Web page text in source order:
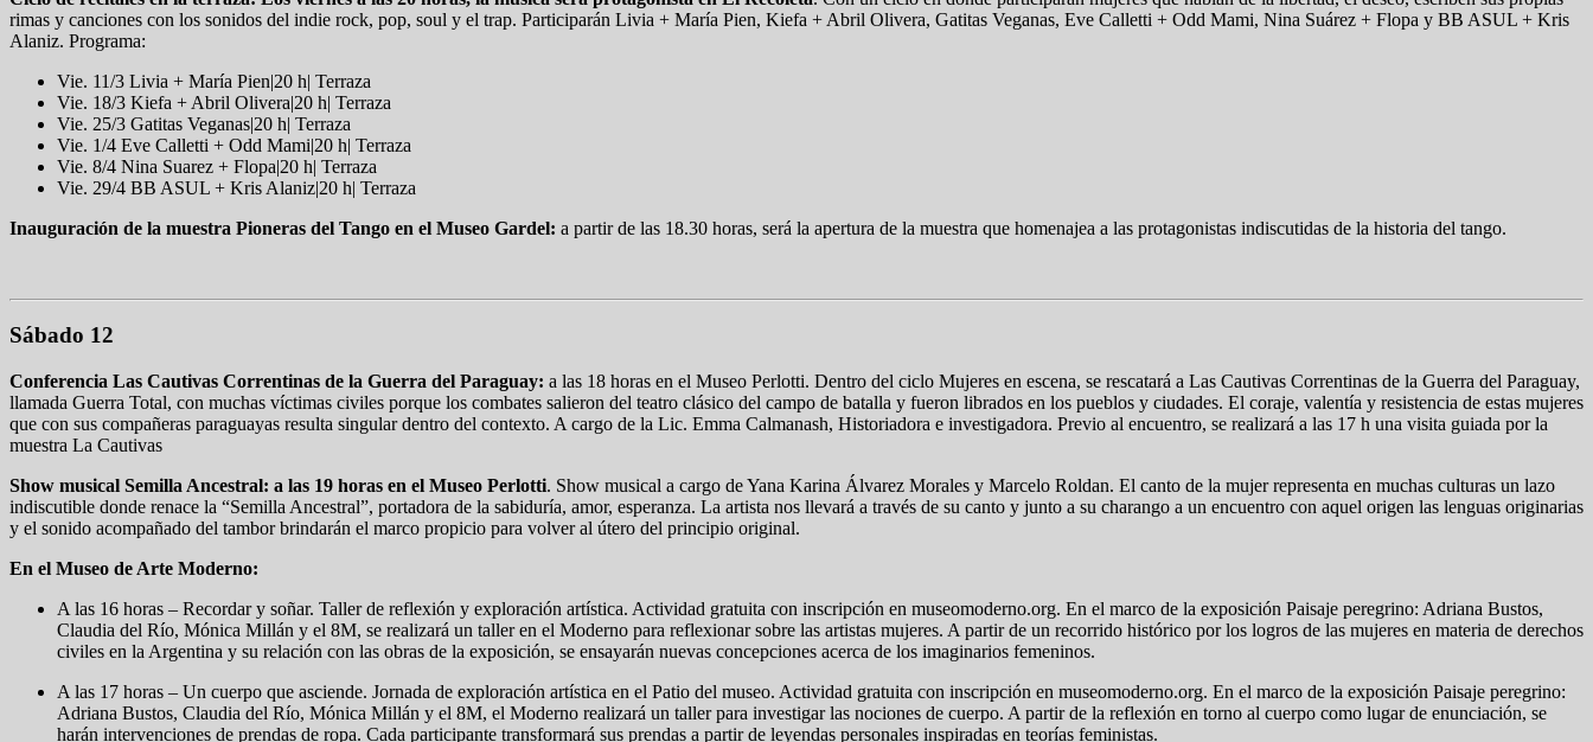
rimas y canciones con los sonidos del indie rock, pop, soul y el trap. Participarán Livia + María Pien, Kiefa + Abril Olivera, Gatitas Veganas, Eve Calletti + Odd Mami, Nina Suárez + Flopa y BB ASUL + Kris
Alaniz. Programa:
Vie. 11/3 Livia + María Pien|20 h| Terraza
Vie. 18/3 Kiefa + Abril Olivera|20 h| Terraza
Vie. 25/3 Gatitas Veganas|20 h| Terraza
Vie. 1/4 Eve Calletti + Odd Mami|20 h| Terraza
Vie. 8/4 Nina Suarez + Flopa|20 h| Terraza
Vie. 29/4 BB ASUL + Kris Alaniz|20 h| Terraza
Inauguración de la muestra Pioneras del Tango en el Museo Gardel: a partir de las 18.30 horas, será la apertura de la muestra que homenajea a las protagonistas indiscutidas de la historia del tango.
Sábado 12
Conferencia Las Cautivas Correntinas de la Guerra del Paraguay: a las 18 horas en el Museo Perlotti. Dentro del ciclo Mujeres en escena, se rescatará a Las Cautivas Correntinas de la Guerra del Paraguay,
llamada Guerra Total, con muchas víctimas civiles porque los combates salieron del teatro clásico del campo de batalla y fueron librados en los pueblos y ciudades. El coraje, valentía y resistencia de estas mujeres
que con sus compañeras paraguayas resulta singular dentro del contexto. A cargo de la Lic. Emma Calmanash, Historiadora e investigadora. Previo al encuentro, se realizará a las 17 h una visita guiada por la
muestra La Cautivas
Show musical Semilla Ancestral: a las 19 horas en el Museo Perlotti. Show musical a cargo de Yana Karina Álvarez Morales y Marcelo Roldan. El canto de la mujer representa en muchas culturas un lazo
indiscutible donde renace la “Semilla Ancestral”, portadora de la sabiduría, amor, esperanza. La artista nos llevará a través de su canto y junto a su charango a un encuentro con aquel origen las lenguas originarias
y el sonido acompañado del tambor brindarán el marco propicio para volver al útero del principio original.
En el Museo de Arte Moderno:
A las 16 horas – Recordar y soñar. Taller de reflexión y exploración artística. Actividad gratuita con inscripción en museomoderno.org. En el marco de la exposición Paisaje peregrino: Adriana Bustos,
Claudia del Río, Mónica Millán y el 8M, se realizará un taller en el Moderno para reflexionar sobre las artistas mujeres. A partir de un recorrido histórico por los logros de las mujeres en materia de derechos
civiles en la Argentina y su relación con las obras de la exposición, se ensayarán nuevas concepciones acerca de los imaginarios femeninos.
A las 17 horas – Un cuerpo que asciende. Jornada de exploración artística en el Patio del museo. Actividad gratuita con inscripción en museomoderno.org. En el marco de la exposición Paisaje peregrino:
Adriana Bustos, Claudia del Río, Mónica Millán y el 8M, el Moderno realizará un taller para investigar las nociones de cuerpo. A partir de la reflexión en torno al cuerpo como lugar de enunciación, se
harán intervenciones de prendas de ropa. Cada participante transformará sus prendas a partir de leyendas personales inspiradas en teorías feministas.